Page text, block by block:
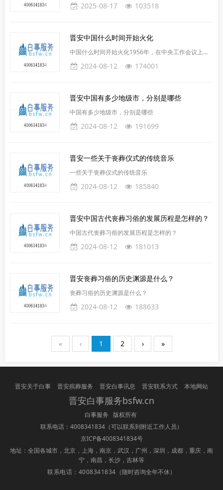
2025-08-17 103518
晋安中国什么时间开始火化
中国什么时间开始火化1956年，在中央工作会议上，
毛泽东同志带头倡议，所有的人死后都实行火化，只留
骨灰，不留遗体，并且不建坟墓。当时的国家领导人及
1985年2月8日，国务院出台了《关于殡葬管理的暂行
规定》，首次规定在人口稠密、耕地减少、交通便利的
地区推行火葬。1997年7月21日，《殡葬管理条例》
正式实
2024-08-12 174001
晋安中国有多少地级市，分别是哪些
中国有多少地级市，分别是哪些
2024-08-12 191699
晋安一些关于丧葬仪式的传统音乐
一些关于丧葬仪式的传统音乐
2024-08-12 185840
晋安中国古代丧葬习俗的发展历程是怎样的？
中国古代丧葬习俗的发展历程是怎样的？
2024-08-12 181013
晋安丧葬习俗的历史渊源是什么？
丧葬习俗的历史渊源是什么？
2024-08-12 188633
« ‹ 1 2 › »
晋安关于白事 晋安殡葬服务 晋安白事讯息 晋安联系方式 本地网站
晋安白事服务bsfw.cn
白事服务 版权所有
联系电话：4008341834 （可以联系到附近工作人员）
京ICP备4008341834号
地址：全国各城市，北京，上海，南京，武汉，广州，深圳，成都，重庆，南
宁，南昌，长沙，吉林等
联系电话：4008341834 （随时咨询全年不休）